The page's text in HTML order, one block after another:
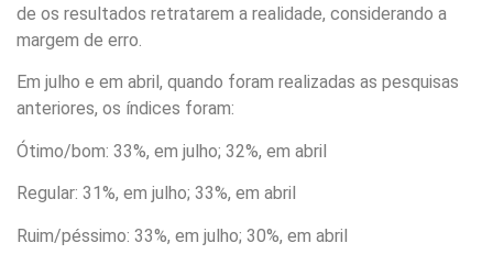
de os resultados retratarem a realidade, considerando a
margem de erro.
Em julho e em abril, quando foram realizadas as pesquisas
anteriores, os índices foram:
Ótimo/bom: 33%, em julho; 32%, em abril
Regular: 31%, em julho; 33%, em abril
Ruim/péssimo: 33%, em julho; 30%, em abril